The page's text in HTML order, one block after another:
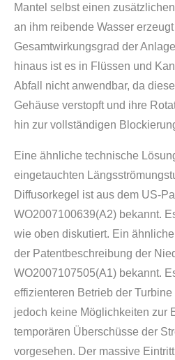
Mantel selbst einen
an ihm reibende Wasser
Gesamtwirkungsgrad der
hinaus ist es in Flüssen und
Abfall nicht anwendbar, da
Gehäuse verstopft und ihre
hin zur vollständigen
Eine ähnliche technische
eingetauchten
Diffusorkegel ist aus dem US-
WO2007100639(A2) bekannt.
wie oben diskutiert. Ein
der Patentbeschreibung der
WO2007107505(A1) bekannt.
effizienteren Betrieb der
jedoch keine Möglichkeiten zur
temporären Überschüsse der
vorgesehen. Der massive